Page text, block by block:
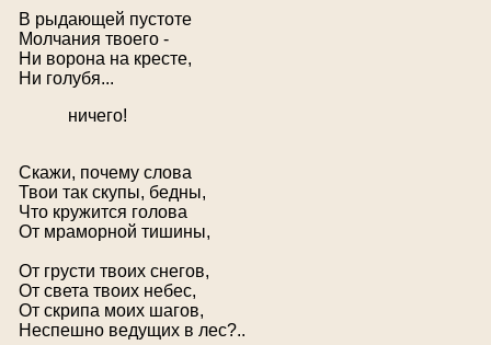
В рыдающей пустоте
Молчания твоего -
Ни ворона на кресте,
Ни голубя...
ничего!
Скажи, почему слова
Твои так скупы, бедны,
Что кружится голова
От мраморной тишины,
От грусти твоих снегов,
От света твоих небес,
От скрипа моих шагов,
Неспешно ведущих в лес?..